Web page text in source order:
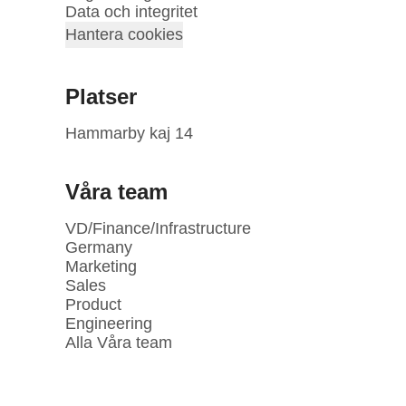
Data och integritet
Hantera cookies
Platser
Hammarby kaj 14
Våra team
VD/Finance/Infrastructure
Germany
Marketing
Sales
Product
Engineering
Alla Våra team